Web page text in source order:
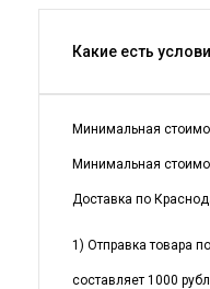
Какие есть
Минимальная
Минимальная
Доставка по
1) Отправка товара
составляет 1000